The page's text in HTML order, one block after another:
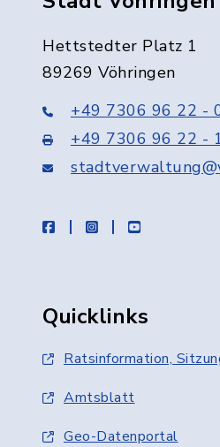
Hettstedter Platz 1
89269 Vöhringen
+49 7306 96 22 -
+49 7306 96 22 -
facebookinstagramyoutube
Quicklinks
Ratsinformation,
Amtsblatt
Geo-Datenportal